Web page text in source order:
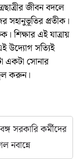
জীবন বদলে
সহানুভূতির প্রতীক।
শিক্ষার এই যাত্রায়
উদ্যোগ সত্যিই
একটা সোনার
করুন।
সরকারি কর্মীদের
নবান্নে